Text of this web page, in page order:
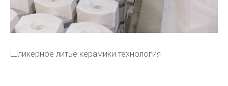
Шликерное литьё керамики технология